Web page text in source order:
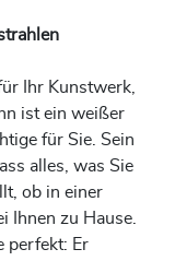
Ihr Kunstwerk,
ist ein weißer
für Sie. Sein
alles, was Sie
ob in einer
Ihnen zu Hause.
perfekt: Er